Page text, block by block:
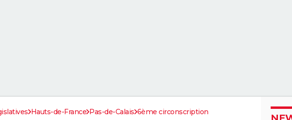
Hauts-de-France Pas-de-Calais 6ème circonscription